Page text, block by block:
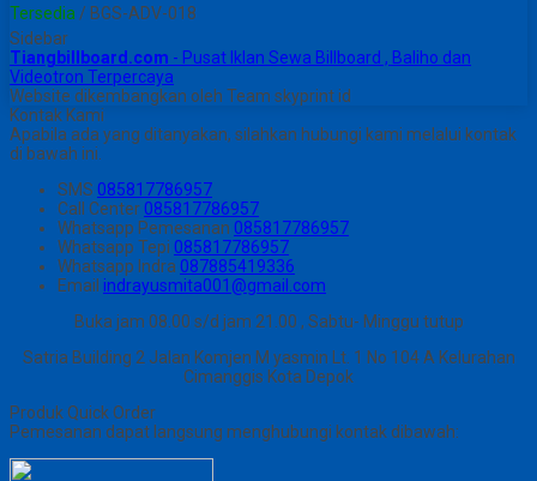
Tersedia/ BGS-ADV-018
Sidebar
Tiangbillboard.com - Pusat Iklan Sewa Billboard , Baliho dan
Videotron Terpercaya
Website dikembangkan oleh Team skyprint id
Kontak Kami
Apabila ada yang ditanyakan, silahkan hubungi kami melalui kontak
di bawah ini.
SMS 085817786957
Call Center 085817786957
Whatsapp Pemesanan 085817786957
Whatsapp Tepi 085817786957
Whatsapp Indra 087885419336
Email indrayusmita001@gmail.com
Buka jam 08.00 s/d jam 21.00 , Sabtu- Minggu tutup
Satria Building 2 Jalan Komjen M yasmin Lt. 1 No 104 A Kelurahan
Cimanggis Kota Depok
Produk Quick Order
Pemesanan dapat langsung menghubungi kontak dibawah: